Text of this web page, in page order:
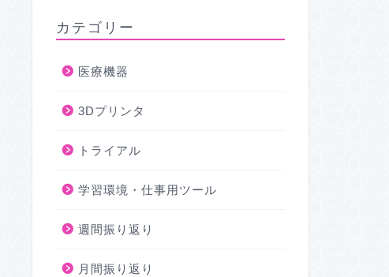
カテゴリー
医療機器
3Dプリンタ
トライアル
学習環境・仕事用ツール
週間振り返り
月間振り返り